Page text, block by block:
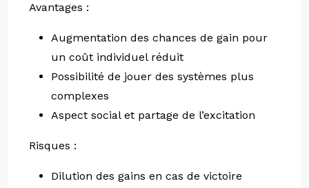
Avantages :
Augmentation des chances de gain pour
un coût individuel réduit
Possibilité de jouer des systèmes plus
complexes
Aspect social et partage de l’excitation
Risques :
Dilution des gains en cas de victoire